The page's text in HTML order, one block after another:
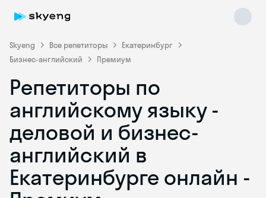
Skyeng Все репетиторы
Екатеринбург
Бизнес-английский
Премиум
Репетиторы по
английскому языку -
деловой и бизнес-
английский в
Екатеринбурге онлайн -
Skyeng Chat